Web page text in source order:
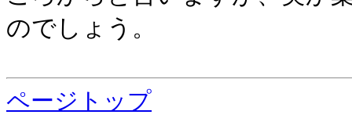
のでしょう。
ページトップ